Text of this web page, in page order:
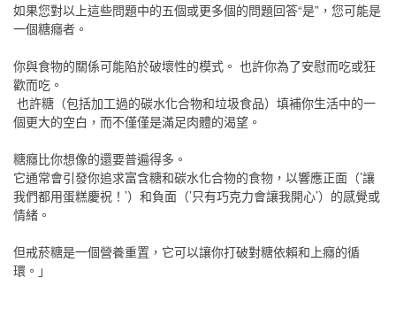
如果您對以上這些問題中的五個或更多個的問題回答“是”，您可能是
一個糖癮者。
你與食物的關係可能陷於破壞性的模式。 也許你為了安慰而吃或狂
歡而吃。
也許糖（包括加工過的碳水化合物和垃圾食品）填補你生活中的一
個更大的空白，而不僅僅是滿足肉體的渴望。
糖癮比你想像的還要普遍得多。
它通常會引發你追求富含糖和碳水化合物的食物，以響應正面（’讓
我們都用蛋糕慶祝！’）和負面（’只有巧克力會讓我開心’）的感覺或
情緒。
但戒菸糖是一個營養重置，它可以讓你打破對糖依賴和上癮的循
環。」